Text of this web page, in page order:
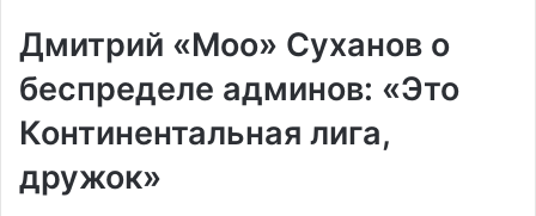
Дмитрий «Moo» Суханов о
беспределе админов: «Это
Континентальная лига,
дружок»